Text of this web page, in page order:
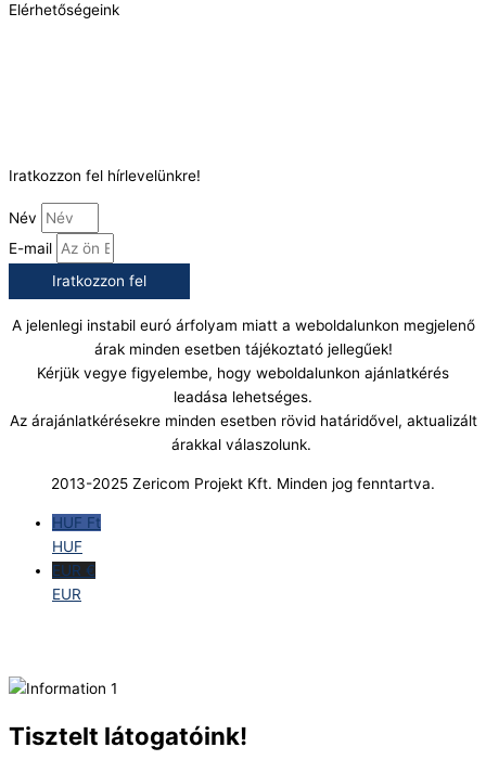
Elérhetőségeink
Iratkozzon fel hírlevelünkre!
Név
E-mail
Iratkozzon fel
A jelenlegi instabil euró árfolyam miatt a weboldalunkon megjelenő
árak minden esetben tájékoztató jellegűek!
Kérjük vegye figyelembe, hogy weboldalunkon ajánlatkérés
leadása lehetséges.
Az árajánlatkérésekre minden esetben rövid határidővel, aktualizált
árakkal válaszolunk.
2013-2025 Zericom Projekt Kft. Minden jog fenntartva.
HUF Ft
HUF
EUR €
EUR
Tisztelt látogatóink!